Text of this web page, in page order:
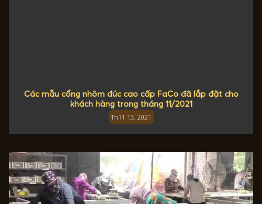
Các mẫu cổng nhôm đúc cao cấp FaCo đã lắp đặt cho
khách hàng trong tháng 11/2021
Th11 13, 2021